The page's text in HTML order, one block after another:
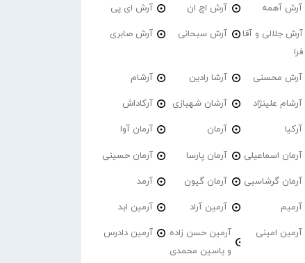
آرش آهمه آرش اچ ان آرش ای پی
آرش جلالی و آقا
فرا
آرش سبحانی آرش صابری
آرش محسنی آرشا رادین آرشام
آرشام علینژاد آرشان شهبازی آرکاداش
آرکیا آرمان آرمان آوا
آرمان اسماعیلی آرمان پارسا آرمان حسینی
آرمان گرشاسبی آرمان گیون آرمد
آرمیم آرمین آراد آرمین ابد
آرمین امینی
آرمین حسن زاده
و یاسین محمدی
آرمین دادرس